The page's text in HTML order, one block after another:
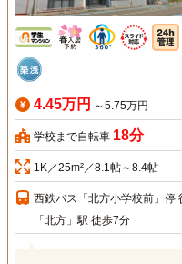
4.45万円 ～5.75万円
学校まで自転車 18分
1K／25m²／8.1帖～8.4帖
西鉄バス「北方小学校前」停
「北方」駅 徒歩7分